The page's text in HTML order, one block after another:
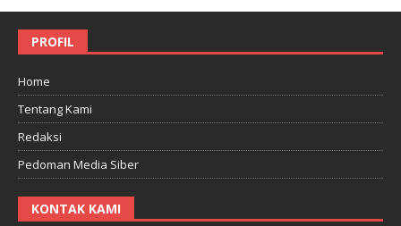
PROFIL
Home
Tentang Kami
Redaksi
Pedoman Media Siber
KONTAK KAMI